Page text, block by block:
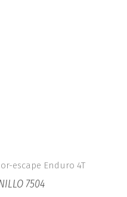
escape Enduro 4T
7504